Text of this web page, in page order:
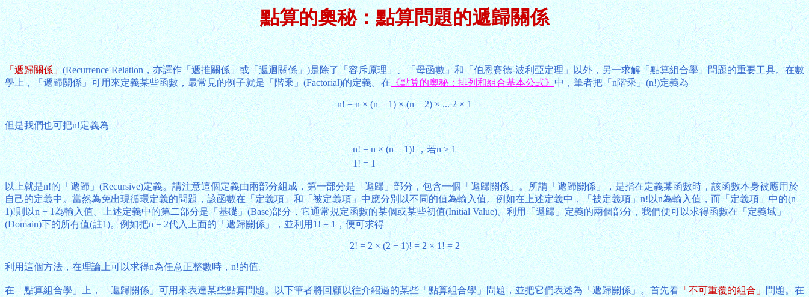
點算的奧秘：點算問題的遞歸關係
「遞歸關係」(Recurrence Relation，亦譯作「遞推關係」或「遞迴關係」)是除了「容斥原理」、「母函數」和「伯恩賽德-波利亞定理」以外，另一求解「點算組合學」問題的重要工具。在數
學上，「遞歸關係」可用來定義某些函數，最常見的例子就是「階乘」(Factorial)的定義。在《點算的奧秘：排列和組合基本公式》中，筆者把「n階乘」(n!)定義為
n! = n × (n − 1) × (n − 2) × ... 2 × 1
但是我們也可把n!定義為
n! = n × (n − 1)! ，若n > 1
1! = 1
以上就是n!的「遞歸」(Recursive)定義。請注意這個定義由兩部分組成，第一部分是「遞歸」部分，包含一個「遞歸關係」。所謂「遞歸關係」，是指在定義某函數時，該函數本身被應用於
自己的定義中。當然為免出現循環定義的問題，該函數在「定義項」和「被定義項」中應分別以不同的值為輸入值。例如在上述定義中，「被定義項」n!以n為輸入值，而「定義項」中的(n −
1)!則以n − 1為輸入值。上述定義中的第二部分是「基礎」(Base)部分，它通常規定函數的某個或某些初值(Initial Value)。利用「遞歸」定義的兩個部分，我們便可以求得函數在「定義域」
(Domain)下的所有值(註1)。例如把n = 2代入上面的「遞歸關係」，並利用1! = 1，便可求得
2! = 2 × (2 − 1)! = 2 × 1! = 2
利用這個方法，在理論上可以求得n為任意正整數時，n!的值。
在「點算組合學」上，「遞歸關係」可用來表達某些點算問題。以下筆者將回顧以往介紹過的某些「點算組合學」問題，並把它們表述為「遞歸關係」。首先看「不可重覆的組合」問題。在